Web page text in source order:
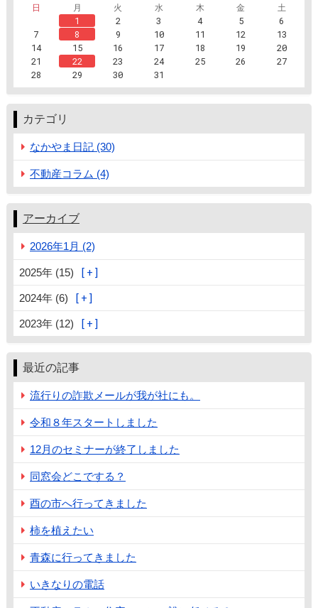
日
月 火 水 木 金
土
1
2 3 4 5
6
7
8 9 10 11 12
13
14
15 16 17 18 19
20
21
22 23 24 25 26
27
28
29 30 31
カテゴリ
なかやま日記 (30)
不動産コラム (4)
アーカイブ
2026年1月 (2)
2025年 (15)
2024年 (6)
2023年 (12)
最近の記事
流行りの詐欺メールが我が社にも。
令和８年スタートしました
12月のセミナーが終了しました
同窓会どこでする？
酉の市へ行ってきました
柿を植えたい
青森に行ってきました
いきなりの電話